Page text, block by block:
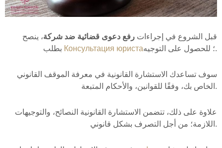
قبل الشروع في إجراءات رفع دعوى قضائية ضد شركة، ينصح
بطلب Консультация юриста ؛ للحصول على التوجيه.
سوف تساعدك الاستشارة القانونية في معرفة الموقف القانوني
الخاص بك، وفقًا للقوانين، والأحكام المتبعة.
علاوة على ذلك، تتضمن الاستشارة القانونية النصائح، والتوجيهات
اللازمة؛ من أجل التصرف بشكل قانوني.